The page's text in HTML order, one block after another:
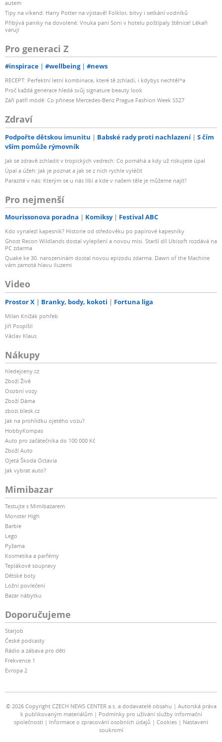
autem
Tipy na víkend: Harry Potter na výstavě! Folklor, bitvy i setkání vodníků
Přibývá paniky na dovolené: Vnuka paní Soni v hotelu poštípaly štěnice! Lékaři
varují
Pro generaci Z
#inspirace #wellbeing #news
RECEPT: Perfektní letní kombinace, které tě zchladí, i kdybys nechtěl*a
Proč každá generace hledá svůj signature beauty look
Září patří módě: Co přinese Mercedes-Benz Prague Fashion Week SS27
Zdraví
Podpořte dětskou imunitu Babské rady proti nachlazení
S čím
vším pomůže rýmovník
Jak se zdravě zchladit v tropických vedrech: Co pomáhá a kdy už riskujete úpal
Úpal a úžeh: Jak je poznat a jak se z nich rychle vyléčit
Parazité v nás: Kterým se u nás líbí a kde v našem těle je můžeme najít?
Pro nejmenší
Mourissonova poradna Komiksy Festival ABC
Kdo vynalezl kapesník? Historie od středověku po papírové kapesníky
Ghost Recon Wildlands dostal vylepšení a novou misi. Starší díl Ubisoft rozdává na
PC zdarma
Quake ke 30. narozeninám dostal novou epizodu zdarma. Dawn of the Machine
vám zamotá hlavu iluzemi
Video
Prostor X Branky, body, kokoti Fortuna liga
Milan Knížák pohřeb
Jiří Pospíšil
Václav Klaus
Nákupy
hledejceny.cz
Zboží Živě
Osobní vozy
Zboží Dáma
zbozi.blesk.cz
Jak na prohlídku ojetého vozu?
HobbyKompas
Auto pro začátečníka do 100 000 Kč
Zboží Auto
Ojetá Škoda Octavia
Jak vybrat auto?
Mimibazar
Testujte s Mimibazarem
Monster High
Barbie
Lego
Pyžama
Kosmetika a parfémy
Teplákové soupravy
Dětské boty
Ložní povlečení
Bazar nábytku
Doporučujeme
Starjob
České podcasty
Rádio a zábava pro děti
Frekvence 1
Evropa 2
© 2026 Copyright CZECH NEWS CENTER a.s. a dodavatelé obsahu
Autorská práva
k publikovaným materiálům
Podmínky pro užívání služby informační
společnosti
Informace o zpracování osobních údajů Cookies
Nastavení
soukromí